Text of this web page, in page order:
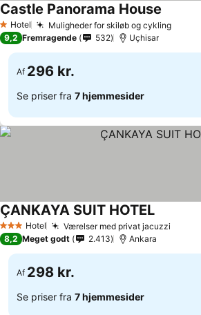
1 Stjerner
Hotel Muligheder for skiløb og cykling
Castle Panorama House
9,2 Fremragende 532 Uçhisar
Af 296 kr.
Se priser fra 7 hjemmesider
3 StjernerHotel Værelser med privat jacuzzi
ÇANKAYA SUIT HOTEL
8,2 Meget godt 2.413 Ankara
Af 298 kr.
Se priser fra 7 hjemmesider